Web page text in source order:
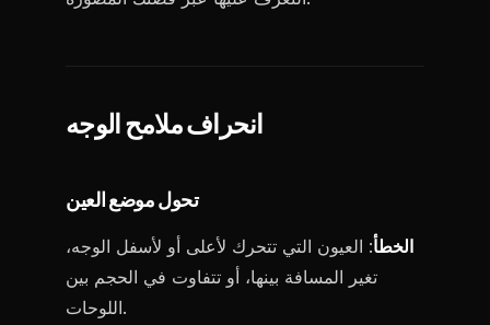
انحراف ملامح الوجه
تحول موضع العين
الخطأ: العيون التي تتحرك لأعلى أو لأسفل الوجه،
تغير المسافة بينها، أو تتفاوت في الحجم بين
اللوحات.